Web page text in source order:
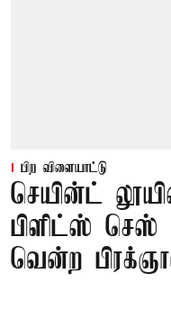
பிற விளையாட்டு
செயின்ட்
பிளிட்ஸ் செஸ்
வென்ற